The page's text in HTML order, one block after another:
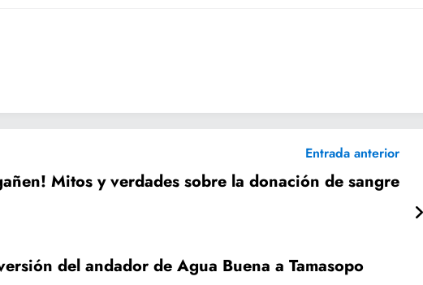
Entrada anterior
Mitos y verdades sobre la donación de sangre
del andador de Agua Buena a Tamasopo